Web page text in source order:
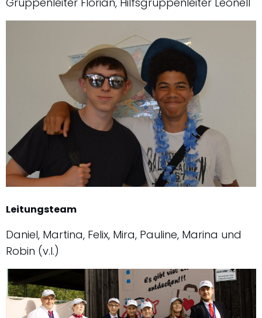
Leitungsteam
Daniel, Martina, Felix, Mira, Pauline, Marina und
Robin (v.l.)